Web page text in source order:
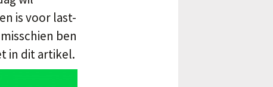
is voor last-
ben
in dit artikel.